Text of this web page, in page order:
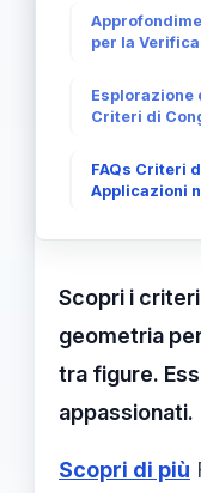
per la
Esplorazione
Criteri di
FAQs Criteri
Applicazioni
Scopri i
geometria
tra figure.
appassionati.
Scopri di più